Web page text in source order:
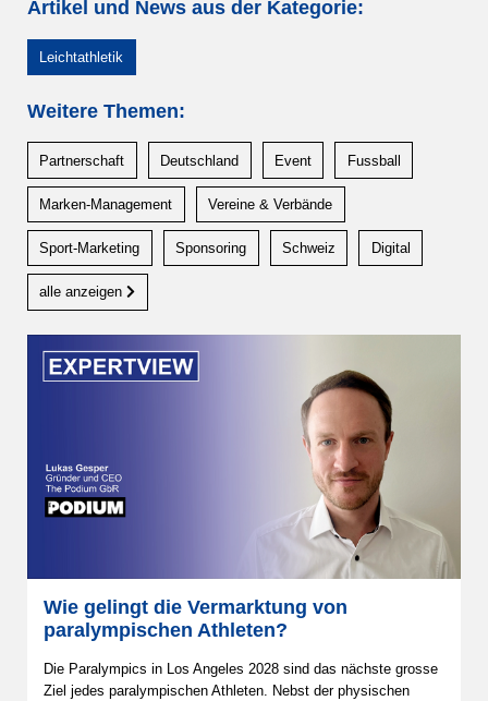
Artikel und News aus der Kategorie:
Leichtathletik
Weitere Themen:
Partnerschaft Deutschland Event Fussball
Marken-Management Vereine & Verbände
Sport-Marketing Sponsoring Schweiz Digital
alle anzeigen
Wie gelingt die Vermarktung von
paralympischen Athleten?
Die Paralympics in Los Angeles 2028 sind das nächste grosse
Ziel jedes paralympischen Athleten. Nebst der physischen